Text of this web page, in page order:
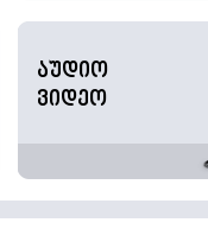
აუდიო
ვიდეო